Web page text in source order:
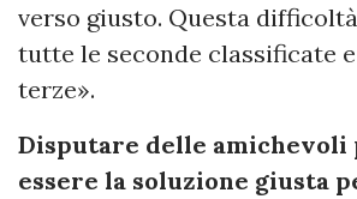
verso giusto. Questa
tutte le seconde classificate
terze».
Disputare delle amichevoli
essere la soluzione giusta